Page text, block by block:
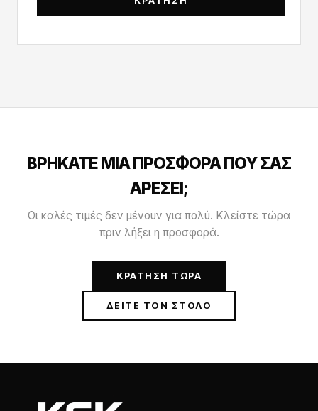
ΒΡΉΚΑΤΕ ΜΙΑ ΠΡΟΣΦΟΡΆ ΠΟΥ ΣΑΣ
ΑΡΈΣΕΙ;
Οι καλές τιμές δεν μένουν για πολύ. Κλείστε τώρα
πριν λήξει η προσφορά.
ΚΡΆΤΗΣΗ ΤΏΡΑ
ΔΕΊΤΕ ΤΟΝ ΣΤΌΛΟ